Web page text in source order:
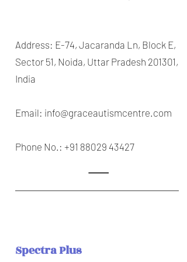
Address: E-74, Jacaranda Ln, Block E,
Sector 51, Noida, Uttar Pradesh 201301,
India
Email: info@graceautismcentre.com
Phone No.: +91 88029 43427
Spectra Plus